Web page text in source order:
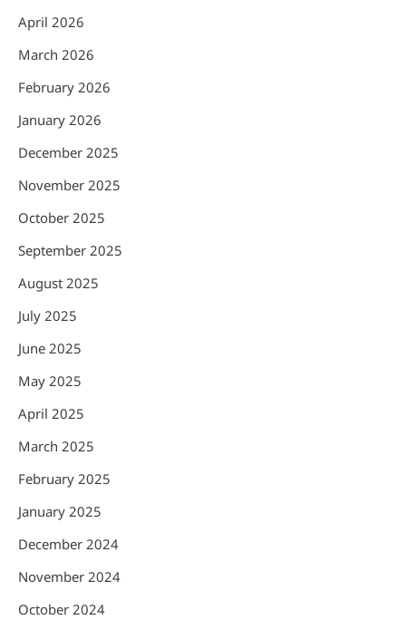
April 2026
March 2026
February 2026
January 2026
December 2025
November 2025
October 2025
September 2025
August 2025
July 2025
June 2025
May 2025
April 2025
March 2025
February 2025
January 2025
December 2024
November 2024
October 2024